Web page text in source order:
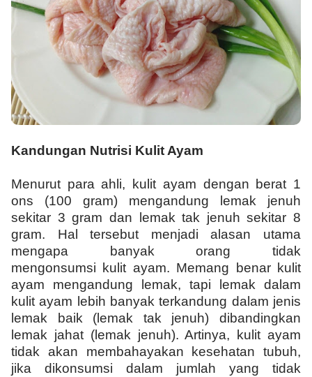
Kandungan Nutrisi Kulit Ayam
Menurut para ahli, kulit ayam dengan berat 1
ons (100 gram) mengandung lemak jenuh
sekitar 3 gram dan lemak tak jenuh sekitar 8
gram. Hal tersebut menjadi alasan utama
mengapa banyak orang tidak
mengonsumsi kulit ayam. Memang benar kulit
ayam mengandung lemak, tapi lemak dalam
kulit ayam lebih banyak terkandung dalam jenis
lemak baik (lemak tak jenuh) dibandingkan
lemak jahat (lemak jenuh). Artinya, kulit ayam
tidak akan membahayakan kesehatan tubuh,
jika dikonsumsi dalam jumlah yang tidak